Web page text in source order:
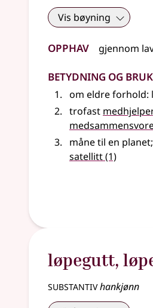
Vis bøyning
Opphav gjennom
Betydning og bruk
om eldreforhold:
trofast medhjelper
måne til en planet;
satellitt(1)
løpegutt,
substantivhankjønn